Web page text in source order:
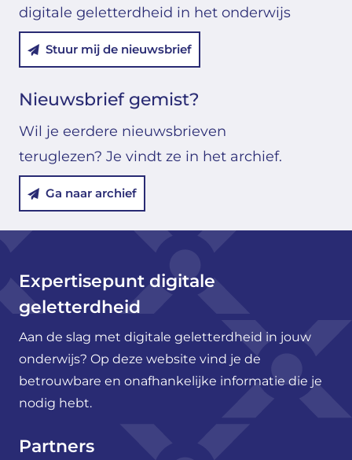
digitale geletterdheid in het onderwijs
Stuur mij de nieuwsbrief
Nieuwsbrief gemist?
Wil je eerdere nieuwsbrieven
teruglezen? Je vindt ze in het archief.
Ga naar archief
Expertisepunt digitale
geletterdheid
Aan de slag met digitale geletterdheid in jouw
onderwijs? Op deze website vind je de
betrouwbare en onafhankelijke informatie die je
nodig hebt.
Partners